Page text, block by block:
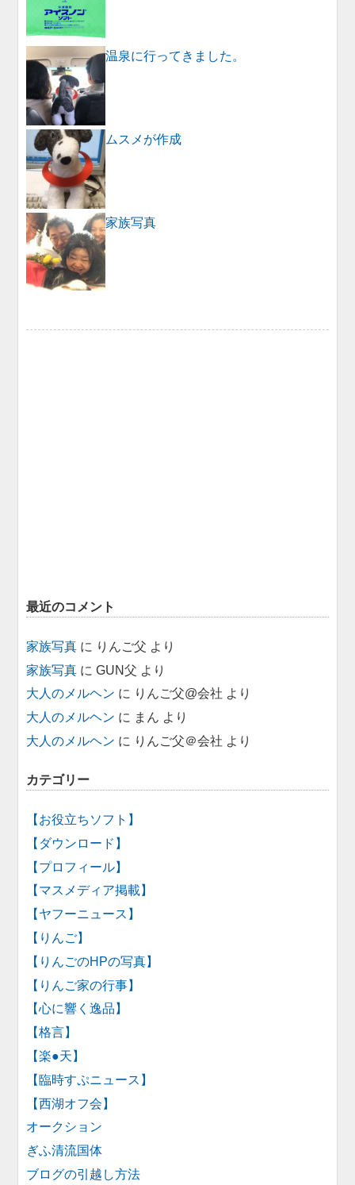
温泉に行ってきました。
ムスメが作成
家族写真
最近のコメント
家族写真 に りんご父 より
家族写真 にGUN父 より
大人のメルヘン に りんご父@会社 より
大人のメルヘン に まん より
大人のメルヘン に りんご父＠会社 より
カテゴリー
【お役立ちソフト】
【ダウンロード】
【プロフィール】
【マスメディア掲載】
【ヤフーニュース】
【りんご】
【りんごのHPの写真】
【りんご家の行事】
【心に響く逸品】
【格言】
【楽●天】
【臨時すぷニュース】
【西湖オフ会】
オークション
ぎふ清流国体
ブログの引越し方法